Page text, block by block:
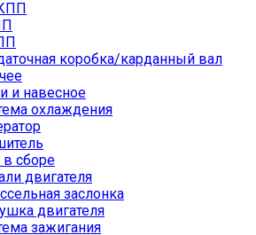
коробка/карданный вал
и навесное
охлаждения
сборе
двигателя
заслонка
двигателя
зажигания